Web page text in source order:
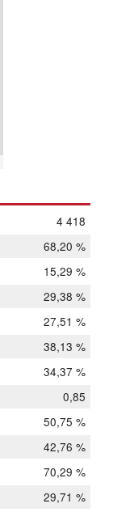
4 418
68,20 %
15,29 %
29,38 %
27,51 %
38,13 %
34,37 %
0,85
50,75 %
42,76 %
70,29 %
29,71 %